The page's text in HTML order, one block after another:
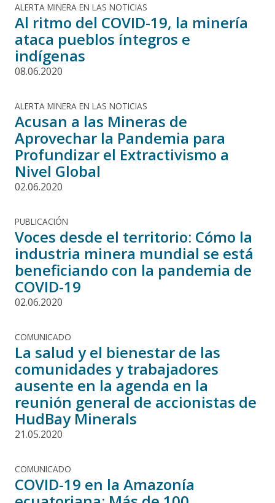
ALERTA MINERA EN LAS NOTICIAS
Al ritmo del COVID-19, la minería
ataca pueblos íntegros e
indígenas
08.06.2020
ALERTA MINERA EN LAS NOTICIAS
Acusan a las Mineras de
Aprovechar la Pandemia para
Profundizar el Extractivismo a
Nivel Global
02.06.2020
PUBLICACIÓN
Voces desde el territorio: Cómo la
industria minera mundial se está
beneficiando con la pandemia de
COVID-19
02.06.2020
COMUNICADO
La salud y el bienestar de las
comunidades y trabajadores
ausente en la agenda en la
reunión general de accionistas de
HudBay Minerals
21.05.2020
COMUNICADO
COVID-19 en la Amazonía